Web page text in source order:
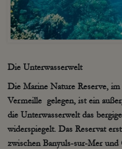
Die Unterwasserwelt
Die Marine Nature Reserve,
Vermeille gelegen, ist ein
die Unterwasserwelt das
widerspiegelt. Das Reservat
zwischenBanyuls-sur-Merund